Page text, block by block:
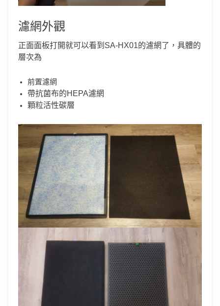
濾網外觀
正面面板打開就可以看到SA-HX01的濾網了，具體的
層次為
前置濾網
帶抗菌布的HEPA濾網
顆粒活性碳層